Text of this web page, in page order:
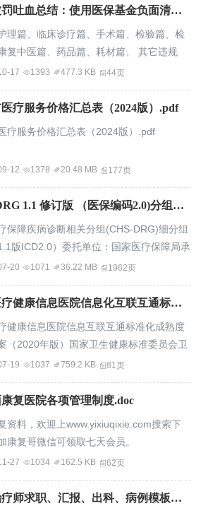
项整治工作方案》（简称《方案》），其
、康复理疗等重点领域，以下是中医、康
治疗项目的相关检查重点、方法以及案例
点内容目录2适应标准CONTENTS3具体
违规被罚吐血总结：使用医保基金负面清单（护理、手术、检验、检查等九类）.pdf
理篇、临床诊疗篇、手术篇、检验篇、检
复中医篇、药品篇、耗材篇、 其它违规
17 1393 477.3 KB 44页
医疗服务价格汇总表（2024版）.pdf
疗服务价格汇总表（2024版）.pdf
12 1378 20.48 MB 177页
CHS-DRG 1.1 修订版 （医保编码2.0)分组规则.pdf
保障疾病诊断相关分组(CHS-DRG)细分组
版ICD2.0）委托单位：国家医疗保障局承
北京市医疗保障局2021年5月14日前言“疾
正式诞生于20世纪60年代末的美国。关于
一个实际问题，即“如何比较出医疗服务提
劣，以便作出适当的选择？”回答这个问题
难在于，不同的医疗服务提供者之间收
20 1071 36.22 MB 1962页
国家医疗健康信息医院信息化互联互通标准化成熟度测评方案（2020版）.pdf
健康信息医院信息互联互通标准化成熟度
（2020年版）国家卫生健康标准委员会卫
息标准专业委员会国家卫生健康委统计信
19 1037 759.2 KB 81页
复医院各项管理制度.doc
资料，欢迎上www.yixiuqixie.com搜索下
康复哥微信可领取七天会员。
27 1034 162.5 KB 62页
康复治疗师求职、汇报、出科、病例模板（11份）.zip